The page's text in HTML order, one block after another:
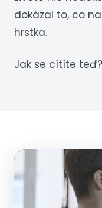
dokázal to, co
hrstka.
Jak se cítíte teď?